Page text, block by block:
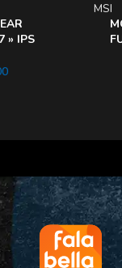
» IPS
MSI